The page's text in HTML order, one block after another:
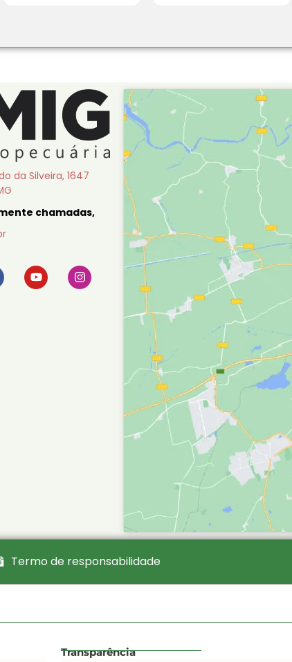
da Silveira, 1647
chamadas,
Termo de responsabilidade
Transparência